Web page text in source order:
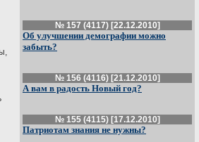
№ 157 (4117) [22.12.2010]
Об улучшении демографии можно
забыть?
№ 156 (4116) [21.12.2010]
А вам в радость Новый год?
№ 155 (4115) [17.12.2010]
Патриотам знания не нужны?